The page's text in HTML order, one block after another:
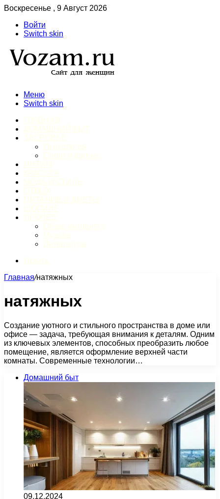
Воскресенье , 9 Август 2026
Войти
Switch skin
Меню
Switch skin
Главная/натяжных
натяжных
Создание уютного и стильного пространства в доме или
офисе — задача, требующая внимания к деталям. Одним
из ключевых элементов, способных преобразить любое
помещение, является оформление верхней части
комнаты. Современные технологии…
Домашний быт
09.12.2024